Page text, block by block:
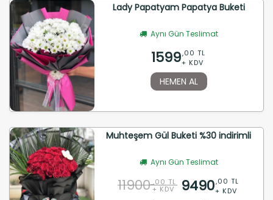
Lady Papatyam Papatya Buketi
Aynı Gün Teslimat
1599,00 TL
+ KDV
HEMEN AL
Muhteşem Gül Buketi %30 indirimli
Aynı Gün Teslimat
11900 ,00 TL
+ KDV 9490,00 TL
+ KDV